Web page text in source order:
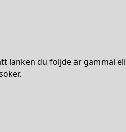
länken du följde är gammal